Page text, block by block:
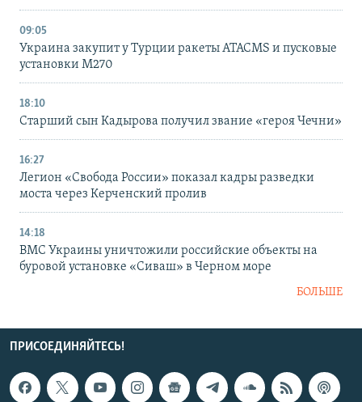
09:05
Украина закупит у Турции ракеты ATACMS и пусковые
установки M270
18:10
Старший сын Кадырова получил звание «героя Чечни»
16:27
Легион «Свобода России» показал кадры разведки
моста через Керченский пролив
14:18
ВМС Украины уничтожили российские объекты на
буровой установке «Сиваш» в Черном море
БОЛЬШЕ
ПРИСОЕДИНЯЙТЕСЬ!